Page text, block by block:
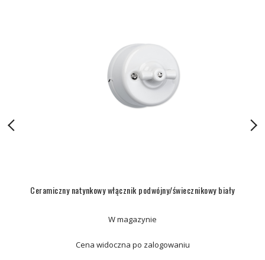
Ceramiczny natynkowy włącznik podwójny/świecznikowy biały
W magazynie
Cena widoczna po zalogowaniu